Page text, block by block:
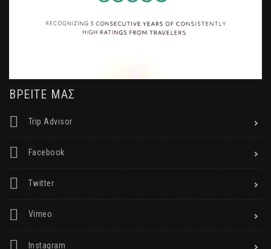
ΒΡΕΙΤΕ ΜΑΣ
Trip Advisor
Facebook
Twitter
Vimeo
Instagram